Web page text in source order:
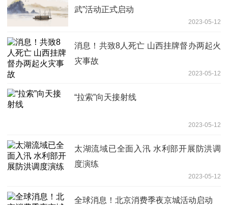
武”活动正式启动
2023-05-12
消息！共致8人死亡 山西挂牌督办两起火
灾事故
2023-05-12
“拉索”向天接射线
2023-05-12
太湖流域已全面入汛 水利部开展防洪调
度演练
2023-05-12
全球消息！北京消费季夜京城活动启动